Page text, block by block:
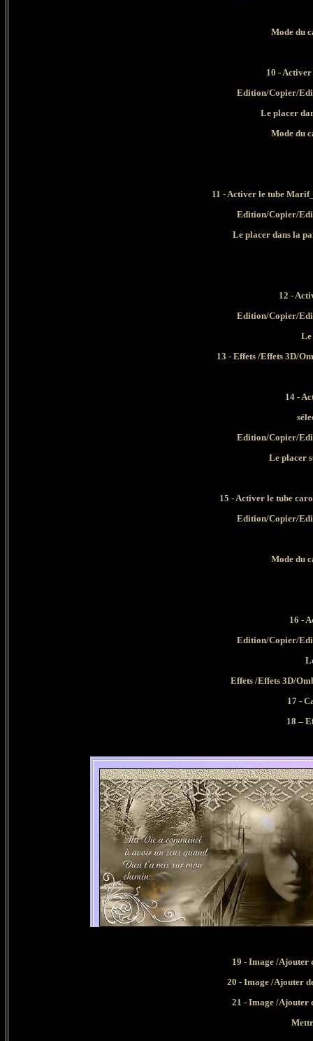
Mode du
10 -
Edition/Copier/
Le placer
Mode du
11 - Activer le tube
Edition/Copier/
Le placer dans la
12 -
Edition/Copier/
Le
13 - Effets /Effets 3D/
14 -
Edition/Copier/
Le placer
15 - Activer le tube
Edition/Copier/
Mode du
16 -
Edition/Copier/
Effets /Effets 3D/
17 -
18 –
19 - Image /Ajouter
20 - Image /Ajouter
21 - Image /Ajouter